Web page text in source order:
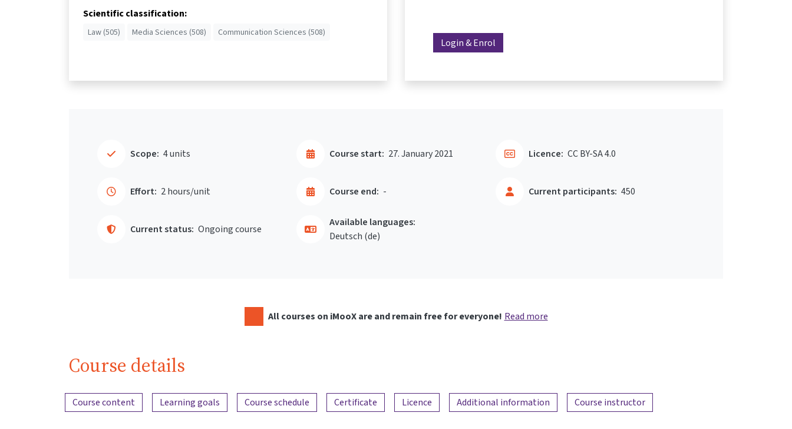
Scientific classification:
Law (505) Media Sciences (508) Communication Sciences (508)
Login & Enrol
Scope: 4 units
Effort: 2 hours/unit
Course start: 27. January 2021
Course end: -
Current status: Ongoing course
Current participants: 450
Licence: CC BY-SA 4.0
Available languages:
Deutsch ‎(de)‎
All courses on iMooX are and remain free for everyone! Read more
Course details
Content overview
Course content Learning goals Course schedule Certificate Licence Additional information Course instructor